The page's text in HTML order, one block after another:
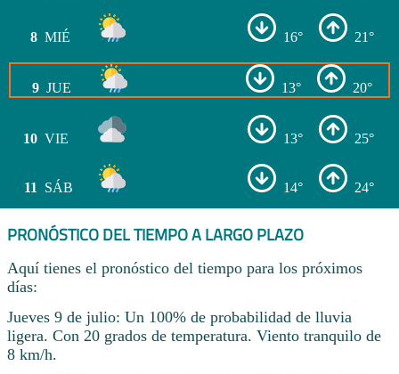
8 MIÉ 16° 21°
9 JUE 13° 20°
10 VIE 13° 25°
11 SÁB 14° 24°
PRONÓSTICO DEL TIEMPO A LARGO PLAZO
Aquí tienes el pronóstico del tiempo para los próximos
días:
Jueves 9 de julio: Un 100% de probabilidad de lluvia
ligera. Con 20 grados de temperatura. Viento tranquilo de
8 km/h.